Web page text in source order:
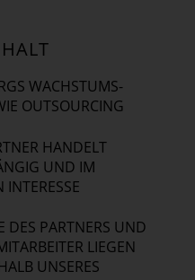
WACHSTUMS-
OUTSOURCING
HANDELT
UND IM
INTERESSE
DES PARTNERS UND
LIEGEN
UNSERES U